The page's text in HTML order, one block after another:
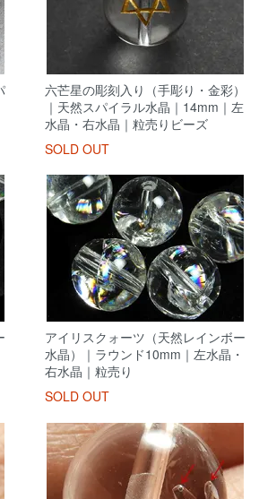
六芒星の彫刻入り（手彫り・金彩）
｜天然スパイラル水晶｜14mm｜左
水晶・右水晶｜粒売りビーズ
SOLD OUT
アイリスクォーツ（天然レインボー
水晶）｜ラウンド10mm｜左水晶・
右水晶｜粒売り
SOLD OUT